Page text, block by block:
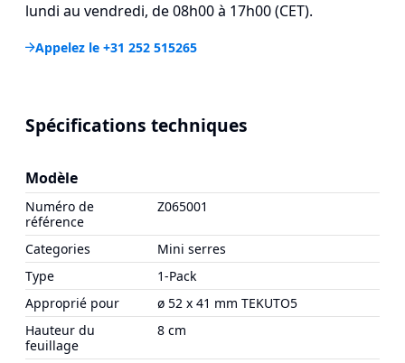
lundi au vendredi, de 08h00 à 17h00 (CET).
Appelez le +31 252 515265
Spécifications techniques
Modèle
Numéro de
référence
Z065001
Categories
Mini serres
Type
1-Pack
Approprié pour
ø 52 x 41 mm TEKUTO5
Hauteur du
feuillage
8 cm